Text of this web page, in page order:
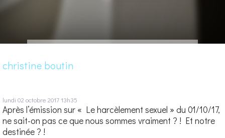
christine boutin
lundi 02 octobre 201713h35
Après l’émission sur « Le harcèlement sexuel » du 01/10/17,
ne sait-on pas ce que nous sommes vraiment ? ! Et notre
destinée ? !